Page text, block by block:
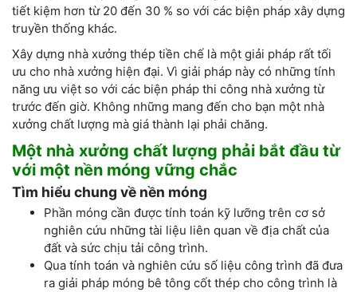
tiết kiệm hơn từ 20 đến 30 % so với các biện pháp xây dựng
truyền thống khác.
Xây dựng nhà xưởng thép tiền chế là một giải pháp rất tối
ưu cho nhà xưởng hiện đại. Vì giải pháp này có những tính
năng ưu việt so với các biện pháp thi công nhà xưởng từ
trước đến giờ. Không những mang đến cho bạn một nhà
xưởng chất lượng mà giá thành lại phải chăng.
Một nhà xưởng chất lượng phải bắt đầu từ
với một nền móng vững chắc
Tìm hiểu chung về nền móng
Phần móng cần được tính toán kỹ lưỡng trên cơ sở
nghiên cứu những tài liệu liên quan về địa chất của
đất và sức chịu tải công trình.
Qua tính toán và nghiên cứu số liệu công trình đã đưa
ra giải pháp móng bê tông cốt thép cho công trình là